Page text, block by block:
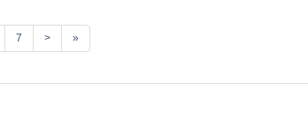
7 > »